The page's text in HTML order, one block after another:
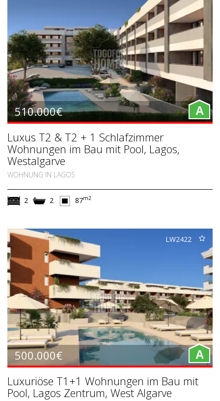
510.000€ A
Luxus T2 & T2 + 1 Schlafzimmer
Wohnungen im Bau mit Pool, Lagos,
Westalgarve
WOHNUNG IN LAGOS
2 2 87m2
LW2422
500.000€ A
Luxuriöse T1+1 Wohnungen im Bau mit
Pool, Lagos Zentrum, West Algarve